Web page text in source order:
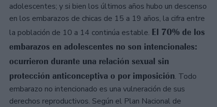
adolescentes; y si bien los últimos años hubo un descenso
en los embarazos de chicas de 15 a 19 años, la cifra entre
la población de 10 a 14 continúa estable. El 70% de los
embarazos en adolescentes no son intencionales:
ocurrieron durante una relación sexual sin
protección anticonceptiva o por imposición. Todo
embarazo no intencionado es una vulneración de sus
derechos reproductivos. Según el Plan Nacional de